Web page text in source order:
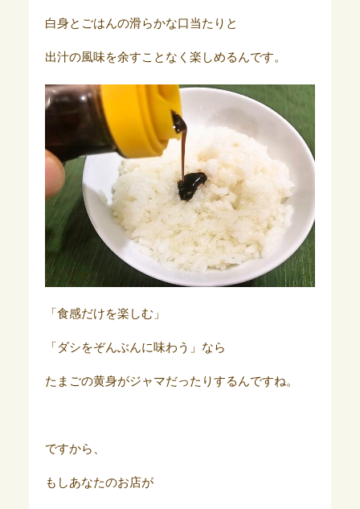
白身とごはんの滑らかな口当たりと
出汁の風味を余すことなく楽しめるんです。
「食感だけを楽しむ」
「ダシをぞんぶんに味わう」なら
たまごの黄身がジャマだったりするんですね。
ですから、
もしあなたのお店が